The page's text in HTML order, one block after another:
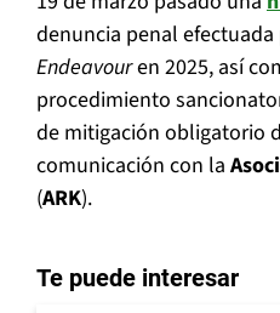
denuncia penal
Endeavouren 2025, así
procedimiento
de mitigación obligatorio
comunicación con la
(ARK).
Te puede interesar